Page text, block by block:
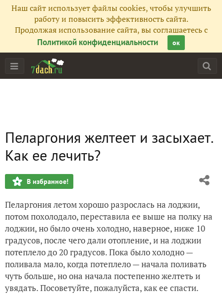
Наш сайт использует файлы cookies, чтобы улучшить
работу и повысить эффективность сайта.
Продолжая использование сайта, вы соглашаетесь с
Политикой конфиденциальности
ок
Пеларгония желтеет и засыхает.
Как ее лечить?
В избранное!
Пеларгония летом хорошо разрослась на лоджии,
потом похолодало, переставила ее выше на полку на
лоджии, но было очень холодно, наверное, ниже 10
градусов, после чего дали отопление, и на лоджии
потеплело до 20 градусов. Пока было холодно —
поливала мало, когда потеплело — начала поливать
чуть больше, но она начала постепенно желтеть и
увядать. Посоветуйте, пожалуйста, как ее спасти.